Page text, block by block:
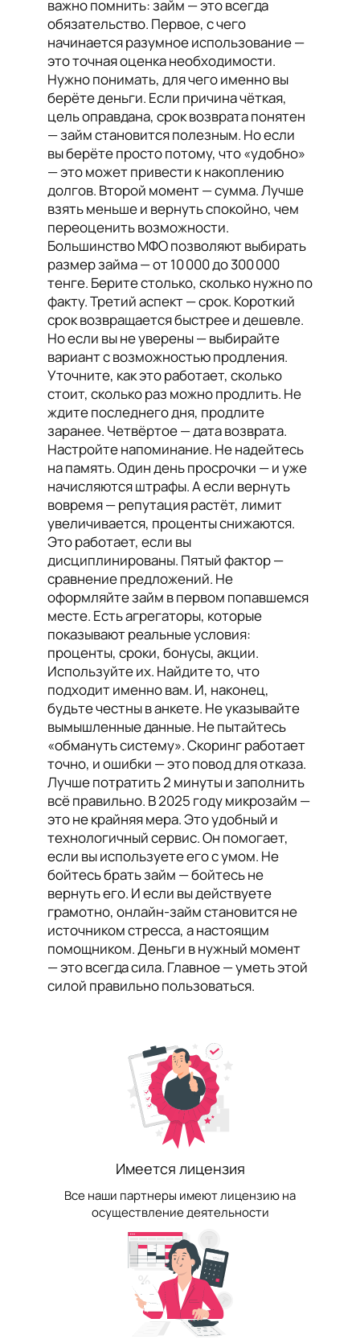
важно помнить: займ — это всегда
обязательство. Первое, с чего
начинается разумное использование —
это точная оценка необходимости.
Нужно понимать, для чего именно вы
берёте деньги. Если причина чёткая,
цель оправдана, срок возврата понятен
— займ становится полезным. Но если
вы берёте просто потому, что «удобно»
— это может привести к накоплению
долгов. Второй момент — сумма. Лучше
взять меньше и вернуть спокойно, чем
переоценить возможности.
Большинство МФО позволяют выбирать
размер займа — от 10 000 до 300 000
тенге. Берите столько, сколько нужно по
факту. Третий аспект — срок. Короткий
срок возвращается быстрее и дешевле.
Но если вы не уверены — выбирайте
вариант с возможностью продления.
Уточните, как это работает, сколько
стоит, сколько раз можно продлить. Не
ждите последнего дня, продлите
заранее. Четвёртое — дата возврата.
Настройте напоминание. Не надейтесь
на память. Один день просрочки — и уже
начисляются штрафы. А если вернуть
вовремя — репутация растёт, лимит
увеличивается, проценты снижаются.
Это работает, если вы
дисциплинированы. Пятый фактор —
сравнение предложений. Не
оформляйте займ в первом попавшемся
месте. Есть агрегаторы, которые
показывают реальные условия:
проценты, сроки, бонусы, акции.
Используйте их. Найдите то, что
подходит именно вам. И, наконец,
будьте честны в анкете. Не указывайте
вымышленные данные. Не пытайтесь
«обмануть систему». Скоринг работает
точно, и ошибки — это повод для отказа.
Лучше потратить 2 минуты и заполнить
всё правильно. В 2025 году микрозайм —
это не крайняя мера. Это удобный и
технологичный сервис. Он помогает,
если вы используете его с умом. Не
бойтесь брать займ — бойтесь не
вернуть его. И если вы действуете
грамотно, онлайн-займ становится не
источником стресса, а настоящим
помощником. Деньги в нужный момент
— это всегда сила. Главное — уметь этой
силой правильно пользоваться.
Имеется лицензия
Все наши партнеры имеют лицензию на
осуществление деятельности